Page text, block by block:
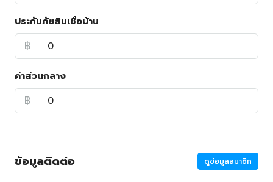
ประกันภัยสินเชื่อบ้าน
฿
ค่าส่วนกลาง
฿
ข้อมูลติดต่อ ดูข้อมูลสมาชิก